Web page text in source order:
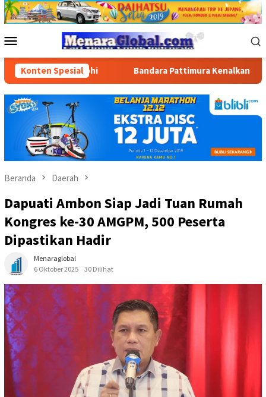
Loncat
ke
Mobile
Konten Spesial
Masohi Bandara Pattimura Kenalkan Dunia
Beranda Daerah
Dapuati Ambon Siap Jadi Tuan Rumah
Kongres ke-30 AMGPM, 500 Peserta
Dipastikan Hadir
Menaraglobal
6 Oktober 2025
30 Dilihat